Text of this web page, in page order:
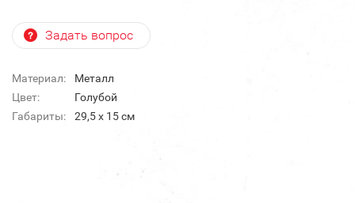
Задать вопрос
Материал:
Металл
Цвет:
Голубой
Габариты:
29,5 х 15 см